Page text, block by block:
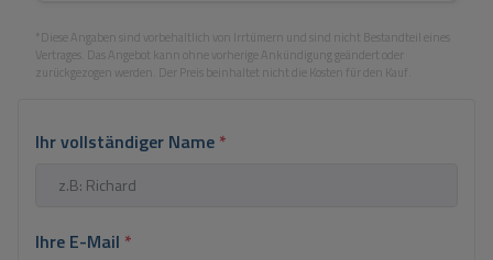
*Diese Angaben sind vorbehaltlich von Irrtümern und sind nicht Bestandteil eines
Vertrages. Das Angebot kann ohne vorherige Ankündigung geändert oder
zurückgezogen werden. Der Preis beinhaltet nicht die Kosten für den Kauf.
Ihr vollständiger Name *
Ihre E-Mail *